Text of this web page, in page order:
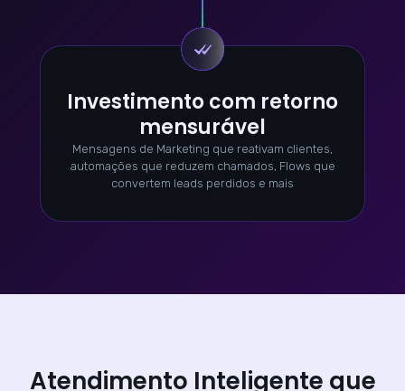
Investimento com retorno
mensurável
Mensagens de Marketing que reativam clientes,
automações que reduzem chamados, Flows que
convertem leads perdidos e mais
Atendimento Inteligente que